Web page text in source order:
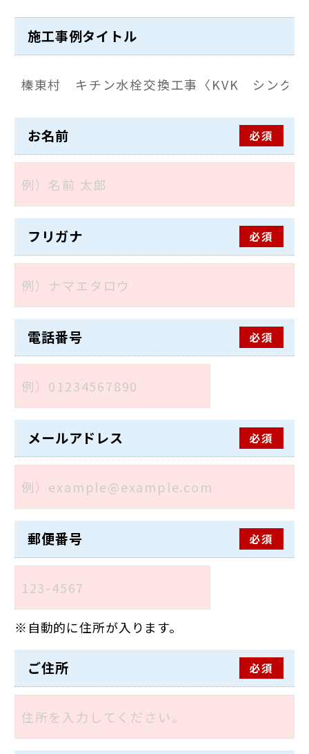
施工事例タイトル
お名前 必須
フリガナ 必須
電話番号 必須
メールアドレス 必須
郵便番号 必須
自動的に住所が入ります。
ご住所 必須